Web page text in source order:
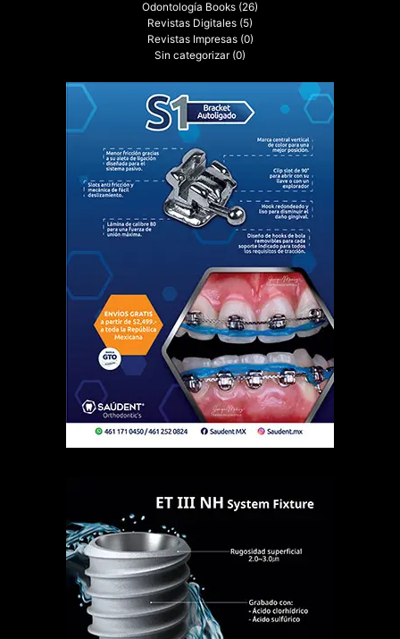
Odontología Books (26)
Revistas Digitales (5)
Revistas Impresas (0)
Sin categorizar (0)